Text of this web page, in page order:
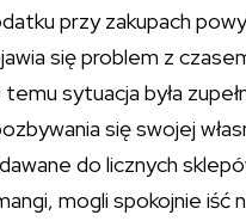
przy zakupach
się problem z
sytuacja była
się swojej
do licznych
mogli spokojnie iść